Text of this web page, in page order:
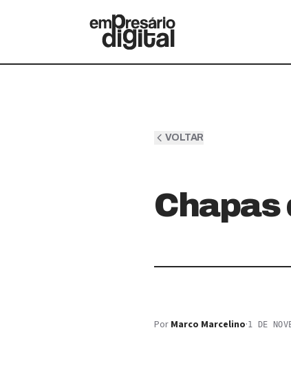
VOLTAR
Chapas
Por Marco Marcelino·1 DE